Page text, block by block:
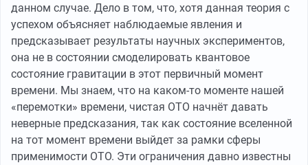
данном случае. Дело в том, что, хотя данная теория с
успехом объясняет наблюдаемые явления и
предсказывает результаты научных экспериментов,
она не в состоянии смоделировать квантовое
состояние гравитации в этот первичный момент
времени. Мы знаем, что на каком-то моменте нашей
«перемотки» времени, чистая ОТО начнёт давать
неверные предсказания, так как состояние вселенной
на тот момент времени выйдет за рамки сферы
применимости ОТО. Эти ограничения давно известны